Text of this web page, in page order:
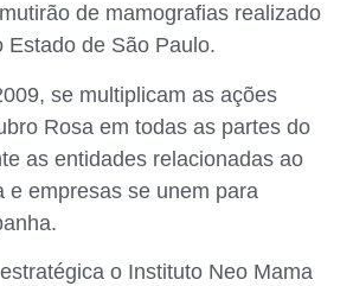
de mamografias realizado
Estado de São Paulo.
se multiplicam as ações
Rosa em todas as partes do
as entidades relacionadas ao
e empresas se unem para
o Instituto Neo Mama